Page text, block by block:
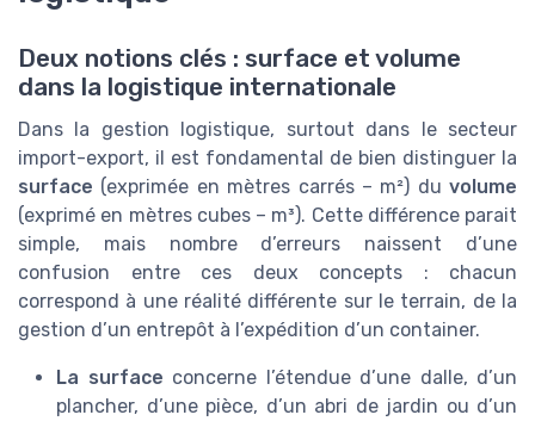
Deux notions clés : surface et volume
dans la logistique internationale
Dans la gestion logistique, surtout dans le secteur
import-export, il est fondamental de bien distinguer la
surface (exprimée en mètres carrés – m²) du volume
(exprimé en mètres cubes – m³). Cette différence parait
simple, mais nombre d’erreurs naissent d’une
confusion entre ces deux concepts : chacun
correspond à une réalité différente sur le terrain, de la
gestion d’un entrepôt à l’expédition d’un container.
La surface concerne l’étendue d’une dalle, d’un
plancher, d’une pièce, d’un abri de jardin ou d’un